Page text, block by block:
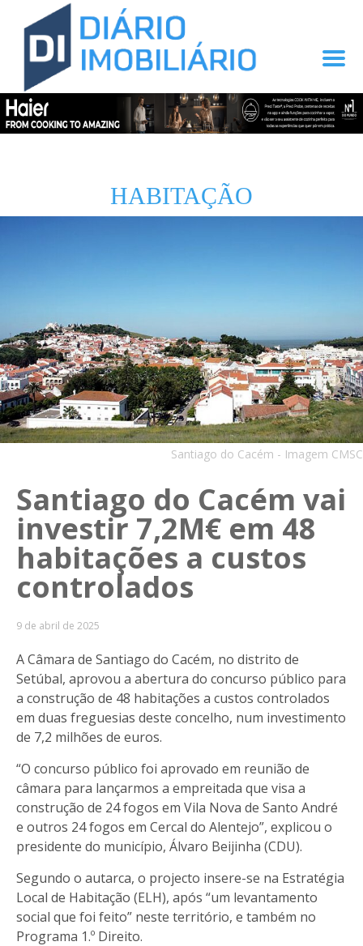
HABITAÇÃO
Santiago do Cacém - Imagem CMSC
Santiago do Cacém vai
investir 7,2M€ em 48
habitações a custos
controlados
9 de abril de 2025
A Câmara de Santiago do Cacém, no distrito de
Setúbal, aprovou a abertura do concurso público para
a construção de 48 habitações a custos controlados
em duas freguesias deste concelho, num investimento
de 7,2 milhões de euros.
“O concurso público foi aprovado em reunião de
câmara para lançarmos a empreitada que visa a
construção de 24 fogos em Vila Nova de Santo André
e outros 24 fogos em Cercal do Alentejo”, explicou o
presidente do município, Álvaro Beijinha (CDU).
Segundo o autarca, o projecto insere-se na Estratégia
Local de Habitação (ELH), após “um levantamento
social que foi feito” neste território, e também no
Programa 1.º Direito.